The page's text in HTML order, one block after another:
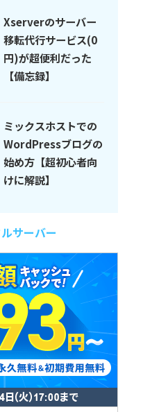
Xserverのサーバー
移転代行サービス(0
円)が超便利だった
【備忘録】
ミックスホストでの
WordPressブログの
始め方【超初心者向
けに解説】
サーバー